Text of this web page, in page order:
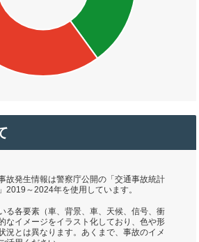
故発生情報は警察庁公開の「交通事故統計
2019～2024年を使用しています。
る各要素（車、背景、車、天候、信号、衝
なイメージをイラスト化しており、色や形
況とは異なります。あくまで、事故のイメ